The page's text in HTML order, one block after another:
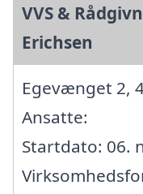
VVS &
Erichsen
Egevænget 2,
Ansatte:
Startdato: 06.